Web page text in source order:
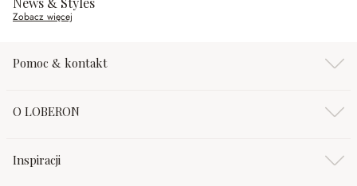
Zobacz więcej
Pomoc & kontakt
O LOBERON
Inspiracji